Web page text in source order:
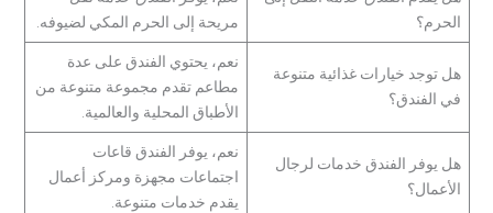
الحرم؟
مريحة إلى الحرم المكي لضيوفه.
هل توجد خيارات غذائية متنوعة
في الفندق؟
نعم، يحتوي الفندق على عدة
مطاعم تقدم مجموعة متنوعة من
الأطباق المحلية والعالمية.
هل يوفر الفندق خدمات لرجال
الأعمال؟
نعم، يوفر الفندق قاعات
اجتماعات مجهزة ومركز أعمال
يقدم خدمات متنوعة.